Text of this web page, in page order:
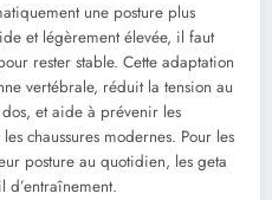
une posture plus
et légèrement élevée, il faut
rester stable. Cette adaptation
vertébrale, réduit la tension au
et aide à prévenir les
chaussures modernes. Pour les
posture au quotidien, les geta
d’entraînement.